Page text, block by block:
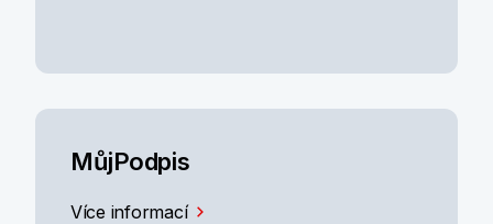
MůjPodpis
Více informací